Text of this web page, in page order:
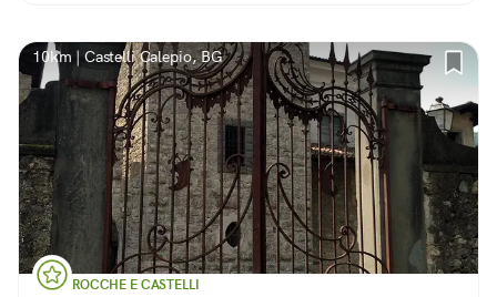
10km | Castelli Calepio, BG
ROCCHE E CASTELLI